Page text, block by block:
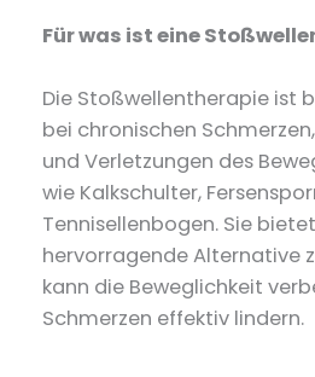
Für was ist eine
Die Stoßwellentherapie ist
bei chronischen
und Verletzungen des
wie Kalkschulter,
Tennisellenbogen. Sie
hervorragende Alternative
kann die Beweglichkeit
Schmerzen effektiv lindern.